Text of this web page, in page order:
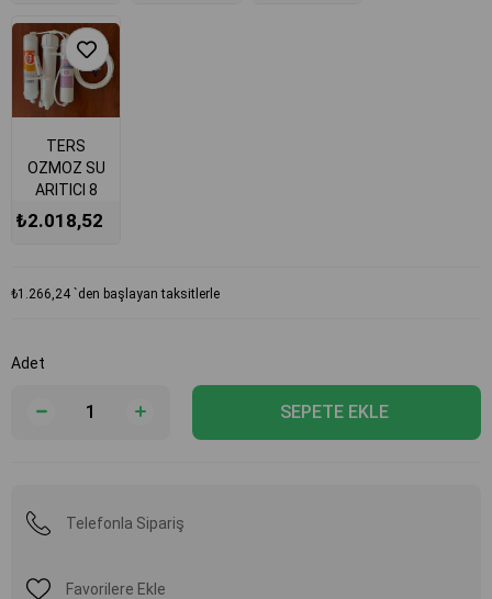
A ve 1 litre
B
TERS
OZMOZ SU
ARITICI 8
litre/saat
₺2.018,52
₺1.266,24 `den başlayan taksitlerle
Adet
Telefonla Sipariş
Favorilere Ekle